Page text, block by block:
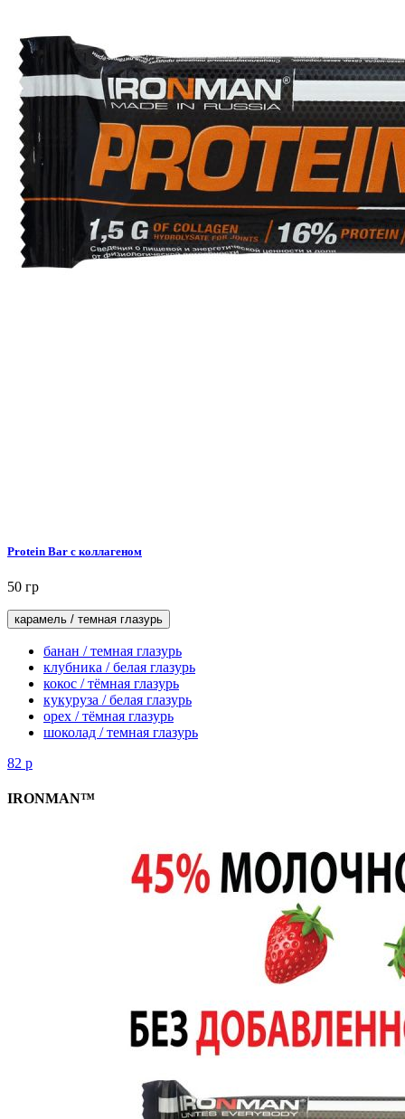
Protein Bar с коллагеном
50 гр
карамель / темная глазурь
банан / темная глазурь
клубника / белая глазурь
кокос / тёмная глазурь
кукуруза / белая глазурь
орех / тёмная глазурь
шоколад / темная глазурь
82 р
IRONMAN™